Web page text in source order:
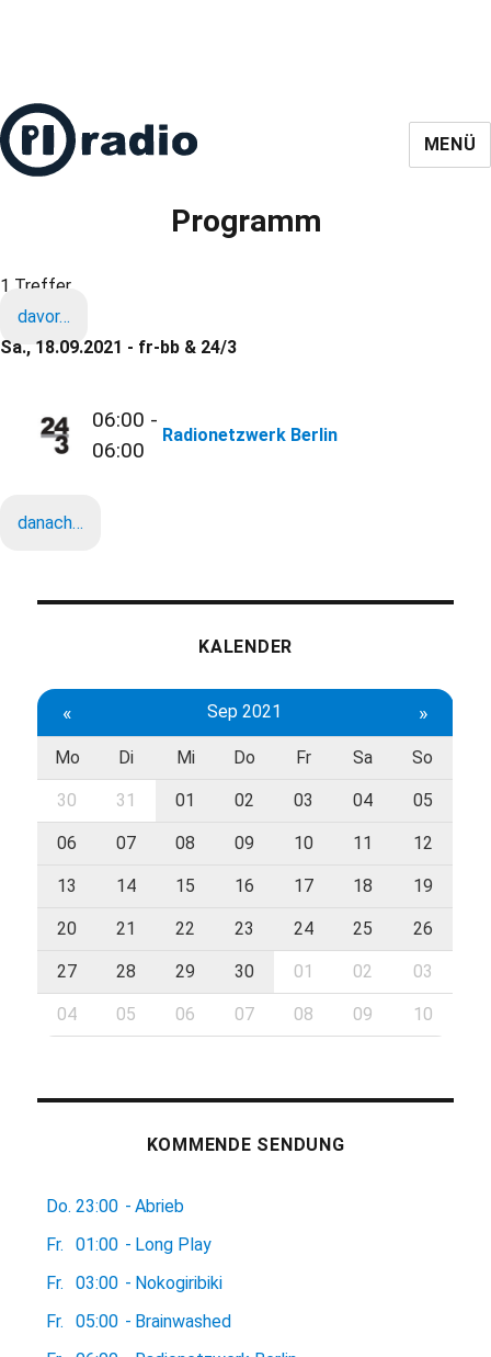
MENÜ
Programm
1 Treffer
davor…
Sa., 18.09.2021 - fr-bb & 24/3
06:00 -
06:00
Radionetzwerk Berlin
danach…
KALENDER
« Sep 2021 »
Mo Di Mi Do Fr Sa So
30 31 01 02 03 04 05
06 07 08 09 10 11 12
13 14 15 16 17 18 19
20 21 22 23 24 25 26
27 28 29 30 01 02 03
04 05 06 07 08 09 10
KOMMENDE SENDUNG
Do. 23:00 - Abrieb
Fr.
01:00 - Long Play
Fr.
03:00 - Nokogiribiki
Fr.
05:00 - Brainwashed